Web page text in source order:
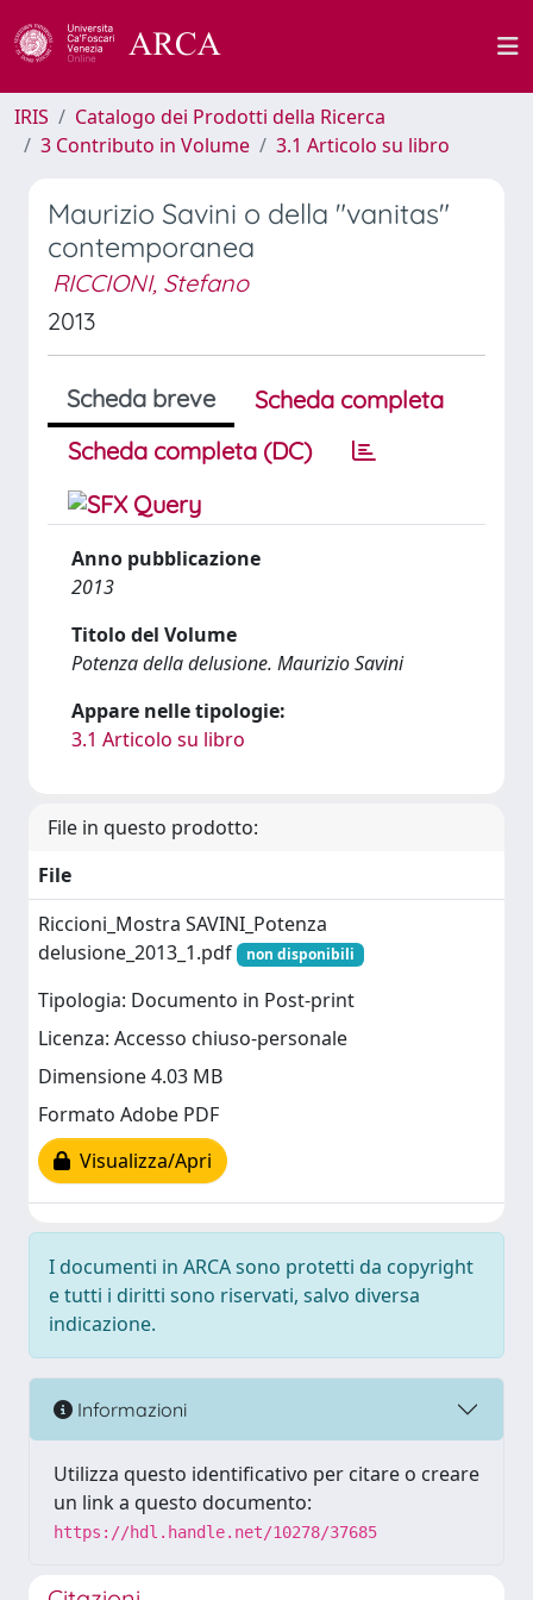
IRIS
Catalogo dei Prodotti della Ricerca
3 Contributo in Volume
3.1 Articolo su libro
Maurizio Savini o della "vanitas"
contemporanea
RICCIONI, Stefano
2013
Scheda breve
Scheda completa
Scheda completa (DC)
Anno pubblicazione
2013
Titolo del Volume
Potenza della delusione. Maurizio Savini
Appare nelle tipologie:
3.1 Articolo su libro
File in questo prodotto:
File
Riccioni_Mostra SAVINI_Potenza
delusione_2013_1.pdf
non disponibili
Tipologia: Documento in Post-print
Licenza: Accesso chiuso-personale
Dimensione 4.03 MB
Formato Adobe PDF
Visualizza/Apri
I documenti in ARCA sono protetti da copyright
e tutti i diritti sono riservati, salvo diversa
indicazione.
Informazioni
Utilizza questo identificativo per citare o creare
un link a questo documento:
https://hdl.handle.net/10278/37685